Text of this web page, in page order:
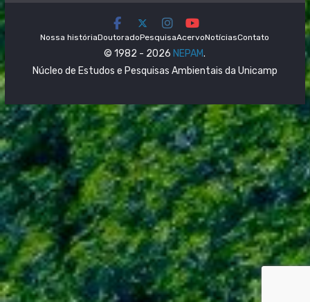
Nossa históriaDoutoradoPesquisaAcervoNotíciasContato
© 1982 - 2026 NEPAM.
Núcleo de Estudos e Pesquisas Ambientais da Unicamp